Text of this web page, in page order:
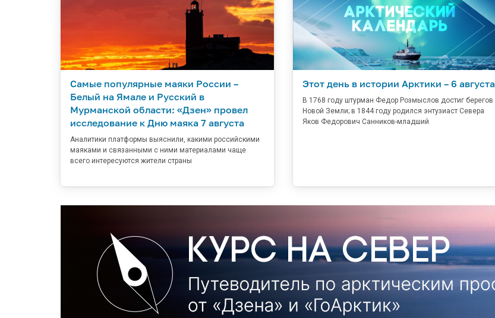
Самые популярные маяки России –
Белый на Ямале и Русский в
Мурманской области: «Дзен» провел
исследование к Дню маяка 7 августа
Аналитики платформы выяснили, какими российскими
маяками и связанными с ними материалами чаще
всего интересуются жители страны
Этот день в истории Арктики – 6 августа
В 1768 году штурман Федор Розмыслов достиг берегов
Новой Земли; в 1844 году родился энтузиаст Севера
Яков Федорович Санников-младший